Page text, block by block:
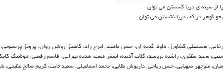
از سینه ی دریا گسستن می توان
گوهر در كف دریا نشستن می توان
محمدعلی كشاورز، داود گنجه ای، حسن ناهید، ایرج راد، كامبیز روشن روان، پرویز
مجید مظفری، راضیه برومند، گلاب آدینه، اصغر همت، هدیه تهرانی، قاسم رفعتی، هوشنگ
منوچهر صهبایی، حسن ریاحی، داریوش طلایی، محمد اسماعیلی، سعید ثابت، كریم صالح